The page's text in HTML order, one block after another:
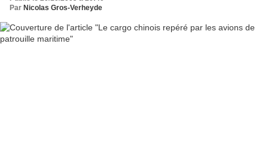
Par Nicolas Gros-Verheyde